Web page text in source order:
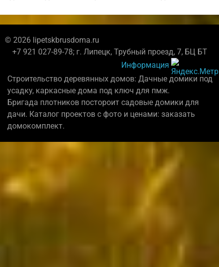
© 2026 lipetskbrusdoma.ru
+7 921 027-89-78; г. Липецк, Трубный проезд, 7, БЦ БТ
Информация
Строительство деревянных домов: Дачные домики под
усадку, каркасные дома под ключ для пмж.
Бригада плотников постороит садовые домики для
дачи. Каталог проектов с фото и ценами: заказать
домокомплект.